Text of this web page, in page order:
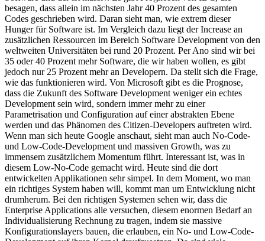
besagen, dass allein im nächsten Jahr 40 Prozent des gesamten
Codes geschrieben wird. Daran sieht man, wie extrem dieser
Hunger für Software ist. Im Vergleich dazu liegt der Increase an
zusätzlichen Ressourcen im Bereich Software Development von den
weltweiten Universitäten bei rund 20 Prozent. Per Ano sind wir bei
35 oder 40 Prozent mehr Software, die wir haben wollen, es gibt
jedoch nur 25 Prozent mehr an Developern. Da stellt sich die Frage,
wie das funktionieren wird. Von Microsoft gibt es die Prognose,
dass die Zukunft des Software Development weniger ein echtes
Development sein wird, sondern immer mehr zu einer
Parametrisation und Configuration auf einer abstrakten Ebene
werden und das Phänomen des Citizen-Developers auftreten wird.
Wenn man sich heute Google anschaut, sieht man auch No-Code-
und Low-Code-Development und massiven Growth, was zu
immensem zusätzlichem Momentum führt. Interessant ist, was in
diesem Low-No-Code gemacht wird. Heute sind die dort
entwickelten Applikationen sehr simpel. In dem Moment, wo man
ein richtiges System haben will, kommt man um Entwicklung nicht
drumherum. Bei den richtigen Systemen sehen wir, dass die
Enterprise Applications alle versuchen, diesem enormen Bedarf an
Individualisierung Rechnung zu tragen, indem sie massive
Konfigurationslayers bauen, die erlauben, ein No- und Low-Code-